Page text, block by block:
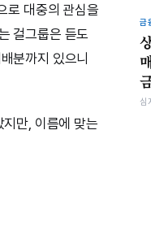
로 대중의 관심을
걸그룹은 듣도
분까지 있으니
지만, 이름에 맞는
금
심